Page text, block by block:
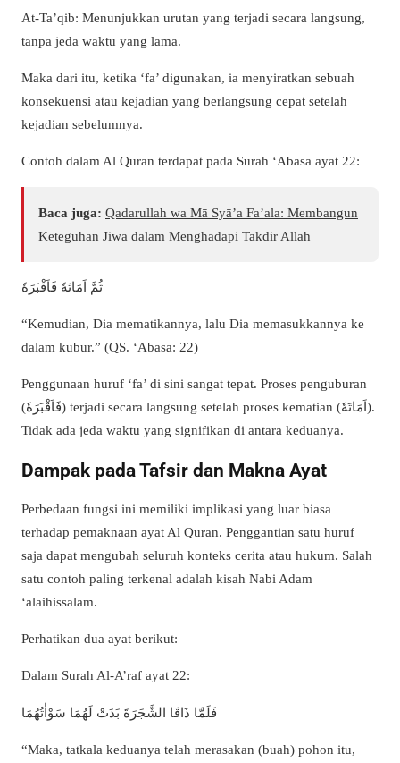
At-Ta’qib: Menunjukkan urutan yang terjadi secara langsung,
tanpa jeda waktu yang lama.
Maka dari itu, ketika ‘fa’ digunakan, ia menyiratkan sebuah
konsekuensi atau kejadian yang berlangsung cepat setelah
kejadian sebelumnya.
Contoh dalam Al Quran terdapat pada Surah ‘Abasa ayat 22:
Baca juga: Qadarullah wa Mā Syā’a Fa’ala: Membangun
Keteguhan Jiwa dalam Menghadapi Takdir Allah
ثُمَّ اَمَاتَهٗ فَاَقْبَرَهٗ
“Kemudian, Dia mematikannya, lalu Dia memasukkannya ke
dalam kubur.” (QS. ‘Abasa: 22)
Penggunaan huruf ‘fa’ di sini sangat tepat. Proses penguburan
(فَاَقْبَرَهٗ) terjadi secara langsung setelah proses kematian (اَمَاتَهٗ).
Tidak ada jeda waktu yang signifikan di antara keduanya.
Dampak pada Tafsir dan Makna Ayat
Perbedaan fungsi ini memiliki implikasi yang luar biasa
terhadap pemaknaan ayat Al Quran. Penggantian satu huruf
saja dapat mengubah seluruh konteks cerita atau hukum. Salah
satu contoh paling terkenal adalah kisah Nabi Adam
‘alaihissalam.
Perhatikan dua ayat berikut:
Dalam Surah Al-A’raf ayat 22:
فَلَمَّا ذَاقَا الشَّجَرَةَ بَدَتْ لَهُمَا سَوْاٰتُهُمَا
“Maka, tatkala keduanya telah merasakan (buah) pohon itu,